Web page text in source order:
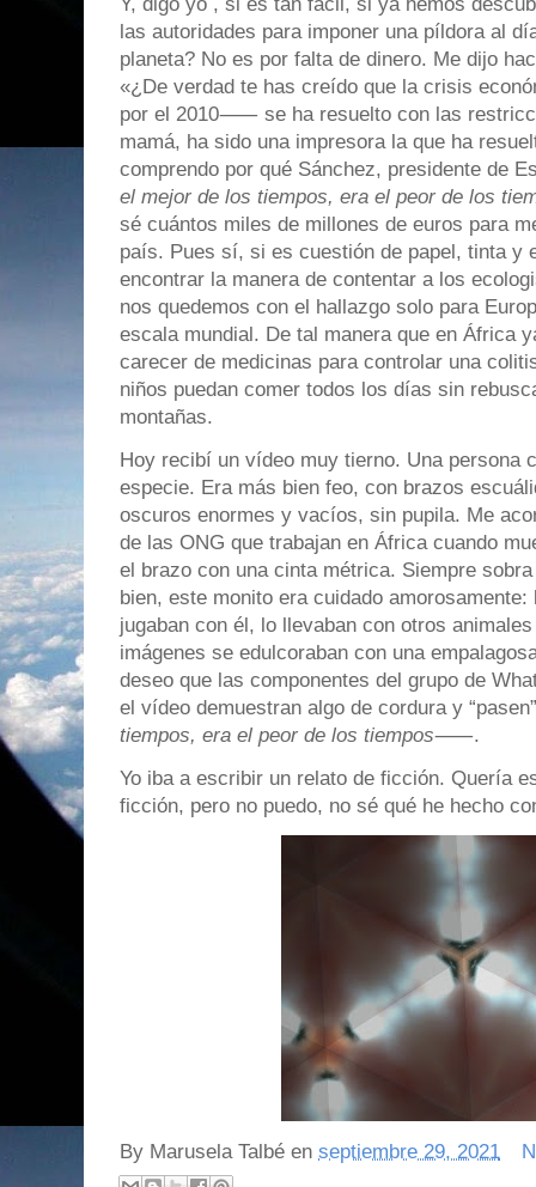
las autoridades para imponer una píldora al
planeta? No es por falta de dinero. Me dijo
«¿De verdad te has creído que la crisis
por el 2010⸺ se ha resuelto con las
mamá, ha sido una impresora la que ha
comprendo por qué Sánchez, presidente
el mejor de los tiempos, era el peor de los
sé cuántos miles de millones de euros para
país. Pues sí, si es cuestión de papel, tinta y
encontrar la manera de contentar a los
nos quedemos con el hallazgo solo para
escala mundial. De tal manera que en África
carecer de medicinas para controlar una
niños puedan comer todos los días sin
montañas.
Hoy recibí un vídeo muy tierno. Una persona
especie. Era más bien feo, con brazos
oscuros enormes y vacíos, sin pupila. Me
de las ONG que trabajan en África cuando
el brazo con una cinta métrica. Siempre
bien, este monito era cuidado amorosamente:
jugaban con él, lo llevaban con otros
imágenes se edulcoraban con una
deseo que las componentes del grupo de
el vídeo demuestran algo de cordura y
tiempos, era el peor de los tiempos⸺.
Yo iba a escribir un relato de ficción. Quería
ficción, pero no puedo, no sé qué he hecho
By Marusela Talbé en septiembre 29, 2021